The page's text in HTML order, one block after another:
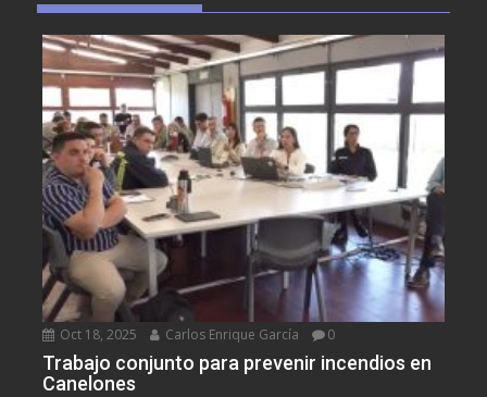
Oct 18, 2025 Carlos Enrique García 0
Trabajo conjunto para prevenir incendios en
Canelones